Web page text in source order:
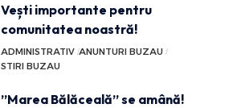
Vești importante pentru
comunitatea noastră!
ADMINISTRATIV ANUNTURI BUZAU
STIRI BUZAU
”Marea Bălăceală” se amână!